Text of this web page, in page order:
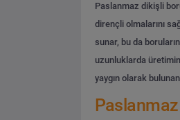
Paslanmaz dikişli
dirençli olmalarını
sunar, bu da
uzunluklarda
yaygın olarak